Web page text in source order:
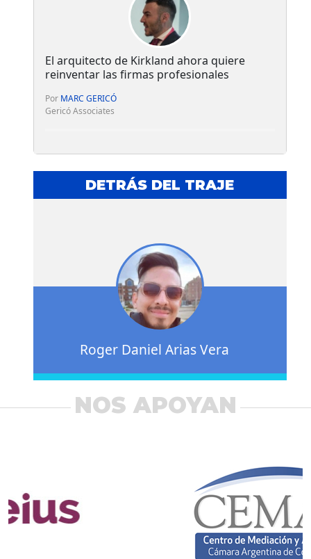
El arquitecto de Kirkland ahora quiere
reinventar las firmas profesionales
Por MARC GERICÓ
Gericó Associates
DETRÁS DEL TRAJE
Roger Daniel Arias Vera
NOS APOYAN